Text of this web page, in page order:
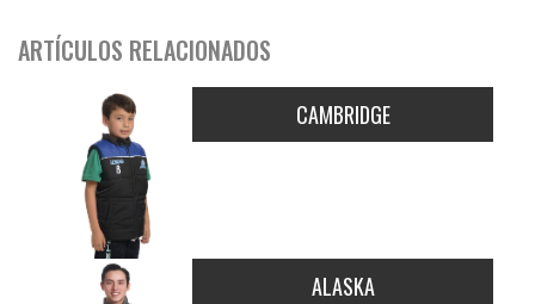
ARTÍCULOS RELACIONADOS
CAMBRIDGE
ALASKA